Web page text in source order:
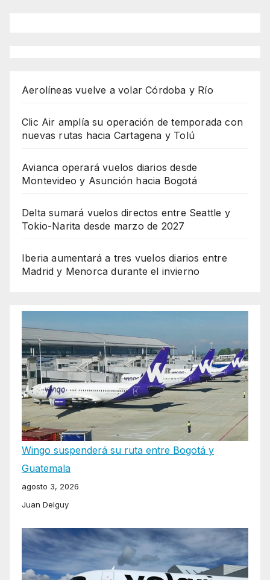
Aerolíneas vuelve a volar Córdoba y Río
Clic Air amplía su operación de temporada con
nuevas rutas hacia Cartagena y Tolú
Avianca operará vuelos diarios desde
Montevideo y Asunción hacia Bogotá
Delta sumará vuelos directos entre Seattle y
Tokio-Narita desde marzo de 2027
Iberia aumentará a tres vuelos diarios entre
Madrid y Menorca durante el invierno
Wingo suspenderá su ruta entre Bogotá y
Guatemala
agosto 3, 2026
Juan Delguy